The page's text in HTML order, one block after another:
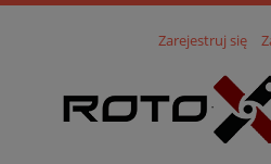
Zarejestruj się